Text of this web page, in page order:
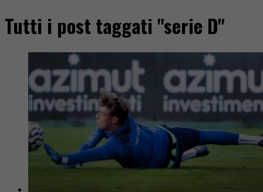
Tutti i post taggati "serie D"